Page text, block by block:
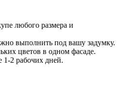
любого размера и
выполнить под вашу задумку.
цветов в одном фасаде.
1-2 рабочих дней.